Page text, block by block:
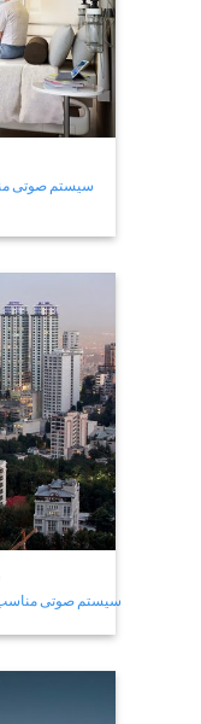
سیستم صوتی
سیستم صوتی